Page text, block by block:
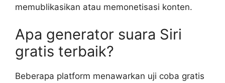
memublikasikan atau memonetisasi konten.
Apa generator suara Siri
gratis terbaik?
Beberapa platform menawarkan uji coba gratis